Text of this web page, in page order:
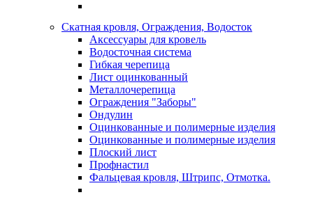
Скатная кровля, Ограждения, Водосток
Аксессуары для кровель
Водосточная система
Гибкая черепица
Лист оцинкованный
Металлочерепица
Ограждения "Заборы"
Ондулин
Оцинкованные и полимерные изделия
Оцинкованные и полимерные изделия
Плоский лист
Профнастил
Фальцевая кровля, Штрипс, Отмотка.